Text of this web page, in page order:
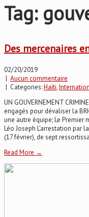
Tag:
Des mercenaires
02/20/2019
| Aucun commentaire
| Categories:Haïti,
UN GOUVERNEMENT
engagés pour dévaliser la
une autre équipe; Le Premier
Léo Joseph L’arrestation par
(17 février), de sept
Read More →